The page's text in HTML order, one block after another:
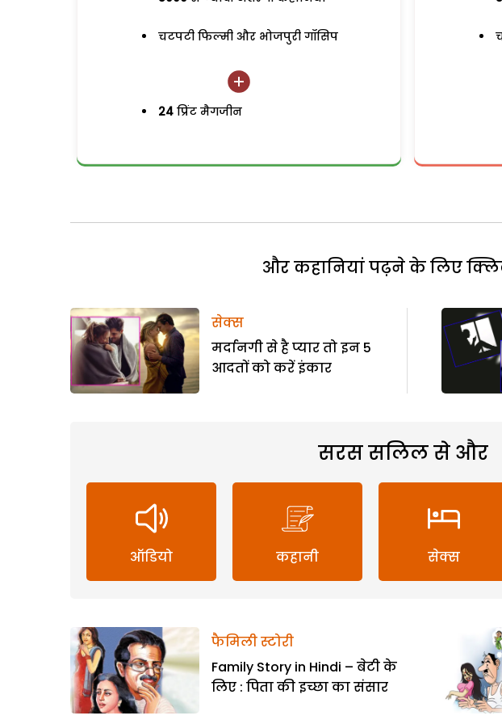
चटपटी फिल्मी और भोजपुरी गॉसिप
24 प्रिंट मैगजीन
और कहानियां पढ़ने के लिए
सेक्स
मर्दानगी से है प्यार तो इन 5
आदतों को करें इंकार
सरस सलिल से और
ऑडियो कहानी सेक्स
फैमिली स्टोरी
Family Story in Hindi – बेटी के
लिए : पिता की इच्छा का संसार